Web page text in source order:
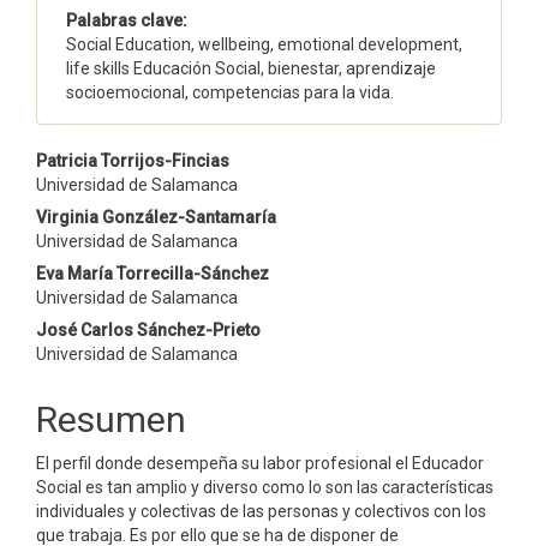
Palabras clave:
Social Education, wellbeing, emotional development,
life skills Educación Social, bienestar, aprendizaje
socioemocional, competencias para la vida.
Contenido
principal
del
artículo
Patricia Torrijos-Fincias
Universidad de Salamanca
Virginia González-Santamaría
Universidad de Salamanca
Eva María Torrecilla-Sánchez
Universidad de Salamanca
José Carlos Sánchez-Prieto
Universidad de Salamanca
Resumen
El perfil donde desempeña su labor profesional el Educador
Social es tan amplio y diverso como lo son las características
individuales y colectivas de las personas y colec­tivos con los
que trabaja. Es por ello que se ha de disponer de